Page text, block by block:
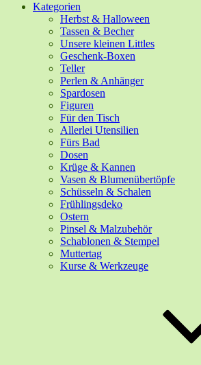
Kategorien
Herbst & Halloween
Tassen & Becher
Unsere kleinen Littles
Geschenk-Boxen
Teller
Perlen & Anhänger
Spardosen
Figuren
Für den Tisch
Allerlei Utensilien
Fürs Bad
Dosen
Krüge & Kannen
Vasen & Blumenübertöpfe
Schüsseln & Schalen
Frühlingsdeko
Ostern
Pinsel & Malzubehör
Schablonen & Stempel
Muttertag
Kurse & Werkzeuge